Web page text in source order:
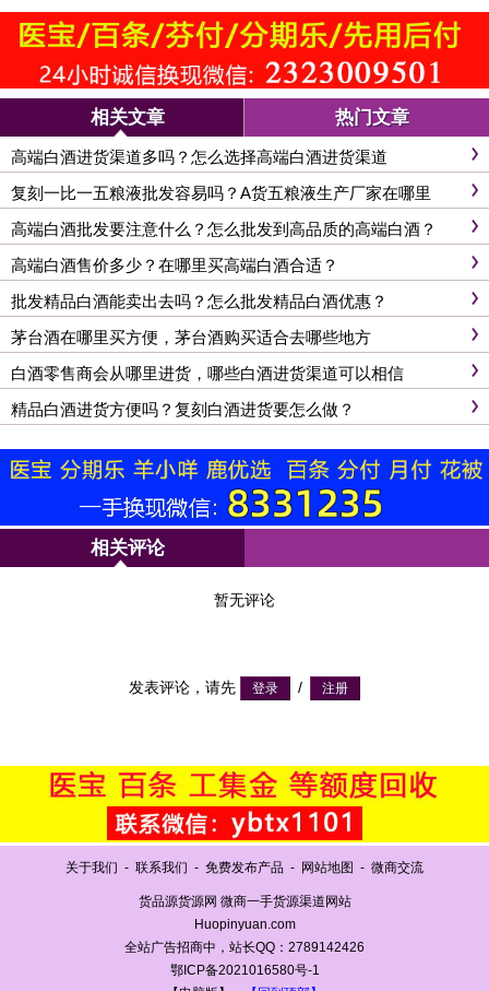
相关文章 热门文章
高端白酒进货渠道多吗？怎么选择高端白酒进货渠道
复刻一比一五粮液批发容易吗？A货五粮液生产厂家在哪里
高端白酒批发要注意什么？怎么批发到高品质的高端白酒？
高端白酒售价多少？在哪里买高端白酒合适？
批发精品白酒能卖出去吗？怎么批发精品白酒优惠？
茅台酒在哪里买方便，茅台酒购买适合去哪些地方
白酒零售商会从哪里进货，哪些白酒进货渠道可以相信
精品白酒进货方便吗？复刻白酒进货要怎么做？
相关评论
暂无评论
发表评论，请先 /
关于我们 - 联系我们 - 免费发布产品 - 网站地图 - 微商交流
货品源货源网 微商一手货源渠道网站
Huopinyuan.com
全站广告招商中，站长QQ：2789142426
鄂ICP备2021016580号-1